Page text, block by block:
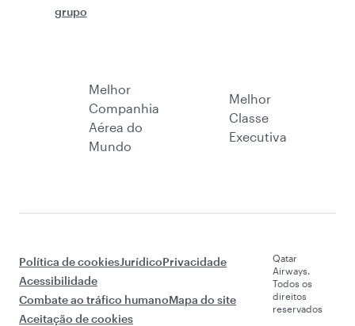
grupo
Melhor
Companhia
Aérea do
Mundo
Melhor
Classe
Executiva
Política de cookiesJurídicoPrivacidade
Acessibilidade
Combate ao tráfico humanoMapa do site
Aceitação de cookies
Qatar
Airways.
Todos os
direitos
reservados